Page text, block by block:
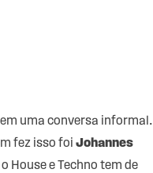
uma conversa informal.
fez isso foi Johannes
House e Techno tem de